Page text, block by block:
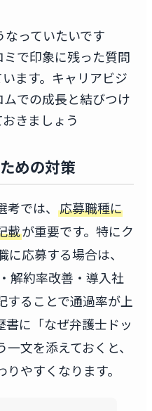
なっていたいです
で印象に残った質問
ます。キャリアビジ
での成長と結びつけ
きましょう
めの対策
では、 応募職種に
載が重要です。特にク
に応募する場合は、
解約率改善・導入社
することで通過率が上
書に「なぜ弁護士ドッ
文を添えておくと、
やすくなります。